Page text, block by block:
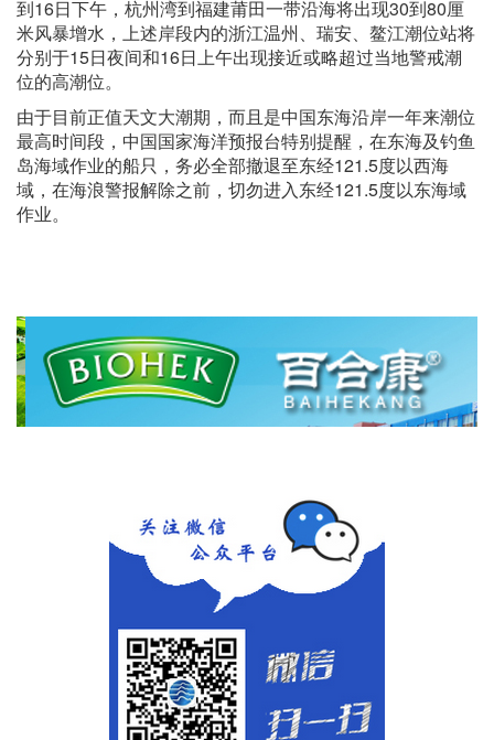
到16日下午，杭州湾到福建莆田一带沿海将出现30到80厘
米风暴增水，上述岸段内的浙江温州、瑞安、鳌江潮位站将
分别于15日夜间和16日上午出现接近或略超过当地警戒潮
位的高潮位。
由于目前正值天文大潮期，而且是中国东海沿岸一年来潮位
最高时间段，中国国家海洋预报台特别提醒，在东海及钓鱼
岛海域作业的船只，务必全部撤退至东经121.5度以西海
域，在海浪警报解除之前，切勿进入东经121.5度以东海域
作业。